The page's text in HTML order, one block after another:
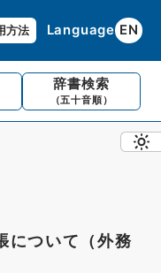
方法 Language EN
辞書検索
（五十音順）
について（外務